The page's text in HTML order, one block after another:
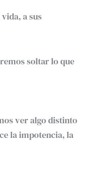
a sus
soltar lo que
ver algo distinto
la impotencia, la